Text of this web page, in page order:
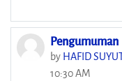
Pengumuman
byHAFID
10:30 AM